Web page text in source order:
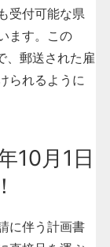
受付可能な県
ます。この
、郵送された雇
られるように
10月1日
に伴う計画書